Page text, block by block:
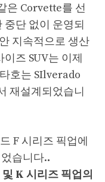
은 Corvette를 선
단 없이 운영되
지속적으로 생산
즈 SUV는 이제
호는 SIlverado
재설계되었습니
F 시리즈 픽업에
습니다..
K 시리즈 픽업의